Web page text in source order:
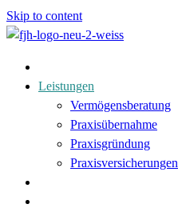
Skip to content
Leistungen
Vermögensberatung
Praxisübernahme
Praxisgründung
Praxisversicherungen